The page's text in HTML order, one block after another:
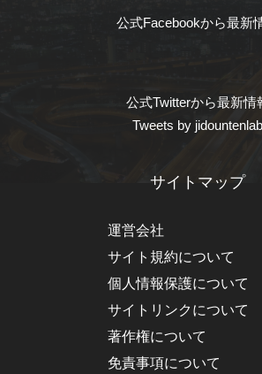
公式Facebookから最新
公式Twitterから最新情
Tweets by jidountenlab
サイトマップ
運営会社
サイト規約について
個人情報保護について
サイトリンクについて
著作権について
免責事項について